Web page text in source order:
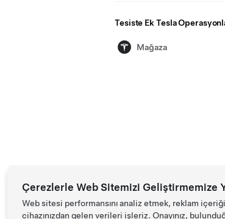
Tesiste Ek Tesla
Mağaza
Çerezlerle Web Sitemizi Geliştirmemize
Web sitesi performansını analiz etmek, reklam
cihazınızdan gelen verileri işleriz. Onayınız,